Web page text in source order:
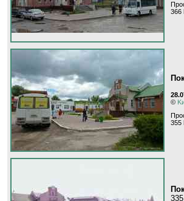
366
©
355